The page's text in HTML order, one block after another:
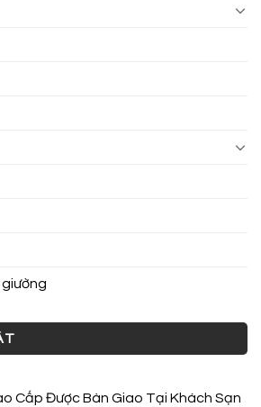
Cấp Được Bàn Giao Tại Khách Sạn